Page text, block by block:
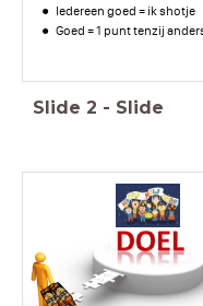
Iedereen goed = ik shotje
Goed = 1 punt tenzij
Slide 2 - Slide